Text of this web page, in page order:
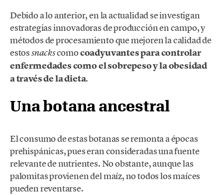
Debido a lo anterior, en la actualidad se investigan
estrategias innovadoras de producción en campo, y
métodos de procesamiento que mejoren la calidad de
estossnackscomocoadyuvantes para controlar
enfermedades como el sobrepeso y la obesidad
a través de la dieta.
Una botana ancestral
El consumo de estas botanas se remonta a épocas
prehispánicas, pues eran consideradas una fuente
relevante de nutrientes. No obstante, aunque las
palomitas provienen del maíz, no todos los maíces
pueden reventarse.